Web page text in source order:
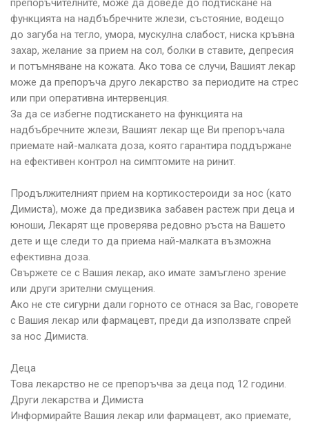
препоръчителните, може да доведе до подтискане на
функцията на надбъбречните жлези, състояние, водещо
до загуба на тегло, умора, мускулна слабост, ниска кръвна
захар, желание за прием на сол, болки в ставите, депресия
и потъмняване на кожата. Ако това се случи, Вашият лекар
може да препоръча друго лекарство за периодите на стрес
или при оперативна интервенция.
За да се избегне подтискането на функцията на
надбъбречните жлези, Вашият лекар ще Ви препоръчала
приемате най-малката доза, която гарантира поддържане
на ефективен контрол на симптомите на ринит.
Продължителният прием на кортикостероиди за нос (като
Димиста), може да предизвика забавен растеж при деца и
юноши, Лекарят ще проверява редовно ръста на Вашето
дете и ще следи то да приема най-малката възможна
ефективна доза.
Свържете се с Вашия лекар, ако имате замъглено зрение
или други зрителни смущения.
Ако не сте сигурни дали горното се отнася за Вас, говорете
с Вашия лекар или фармацевт, преди да използвате спрей
за нос Димиста.
Деца
Това лекарство не се препоръчва за деца под 12 години.
Други лекарства и Димиста
Информирайте Вашия лекар или фармацевт, ако приемате,